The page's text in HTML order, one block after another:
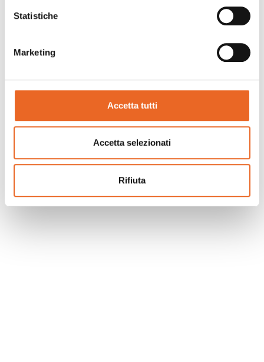
Statistiche
Marketing
Accetta tutti
Accetta selezionati
Rifiuta